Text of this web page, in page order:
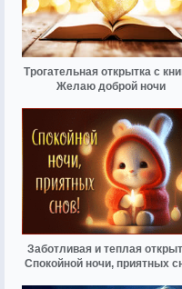
Трогательная открытка с
Желаю доброй ночи
Заботливая и теплая
Спокойной ночи, приятных